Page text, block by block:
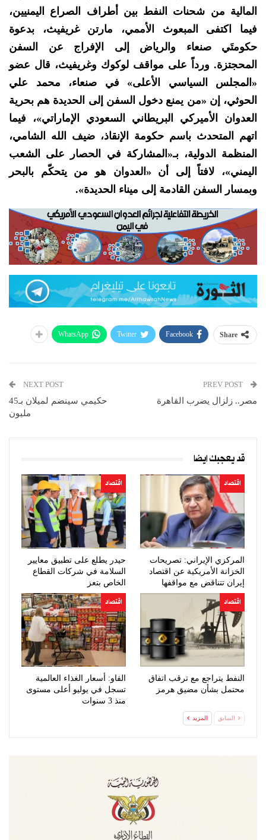
المالية من شحنات النفط بين أطراف الصراع اليمنيين،
فيما اكتفى المبعوث الأممي، مارتن غريفيث، بدعوة
حكومتَي صنعاء والرياض إلى الإفراج عن السفن
المحجتزة. ورداً على مواقف لوكوك وغريفيث، قال عضو
«المجلس السياسي الأعلى» في صنعاء، محمد علي
الحوثي، إن «من يمنع دخول السفن إلى الحديدة هم بحرية
العدوان الأميركي البريطاني السعودي الإماراتي»، فيما
اتهم المتحدث باسم حكومة الإنقاذ، ضيف الله الشامي،
المنظمة الدولية، بـ«المشاركة في الحصار على الشعب
اليمني»، لافتاً إلى أن «العدوان هو من يتحكّم بالبحر
وبمسار السفن القادمة إلى ميناء الحديدة».
Share
Facebook
Twitter
WhatsApp
مصر.. زلزال يضرب القاهرة
NEXT POST
حكيمي سينضم لميلان بـ45
مليون
قد يعجبك ايضا
اقتصاد
المركزي الإيراني: تصريحات
الخزانة الأمريكية عن اقتصاد
إيران تتناقض مع مواقفها
السابقة
اقتصاد
حيدر يطلع على تطبيق معايير
السلامة في شركات القطاع
الخاص بتعز
اقتصاد
النفط يتراجع مع ترقب اتفاق
محتمل بشأن مضيق هرمز
اقتصاد
الفاو: أسعار الغذاء العالمية
تسجل في يوليو أعلى مستوى
منذ 3 سنوات
السابق المزيد